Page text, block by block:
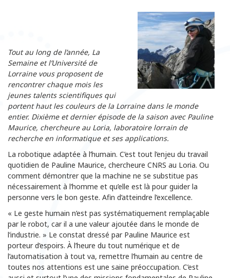
Tout au long de l’année, La
Semaine et l’Université de
Lorraine vous proposent de
rencontrer chaque mois les
jeunes talents scientifiques qui
portent haut les couleurs de la Lorraine dans le monde
entier. Dixième et dernier épisode de la saison avec Pauline
Maurice, chercheure au Loria, laboratoire lorrain de
recherche en informatique et ses applications.
La robotique adaptée à l’humain. C’est tout l’enjeu du travail
quotidien de Pauline Maurice, chercheure CNRS au Loria. Ou
comment démontrer que la machine ne se substitue pas
nécessairement à l’homme et qu’elle est là pour guider la
personne vers le bon geste. Afin d’atteindre l’excellence.
« Le geste humain n’est pas systématiquement remplaçable
par le robot, car il a une valeur ajoutée dans le monde de
l’industrie. » Le constat dressé par Pauline Maurice est
porteur d’espoirs. À l’heure du tout numérique et de
l’automatisation à tout va, remettre l’humain au centre de
toutes nos attentions est une saine préoccupation. C’est